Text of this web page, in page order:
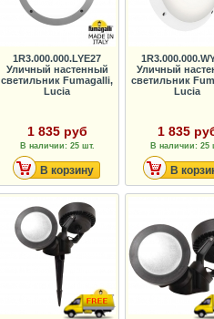
1R3.000.000.LYE27
Уличный настенный
светильник Fumagalli,
Lucia
1 835 руб
В наличии: 25 шт.
В корзину
Уличный
светильник
Lucia
1 835
В наличии: 25
В